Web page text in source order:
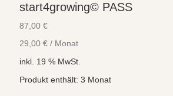
start4growing© PASS
87,00€
29,00€ / Monat
inkl. 19 % MwSt.
Produkt enthält: 3 Monat